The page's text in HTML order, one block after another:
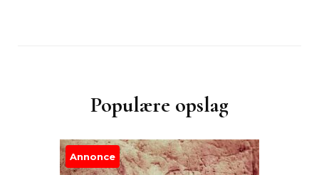
Populære opslag
Annonce